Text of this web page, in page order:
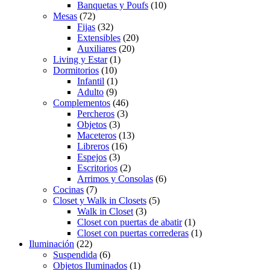
Banquetas y Poufs (10)
Mesas (72)
Fijas (32)
Extensibles (20)
Auxiliares (20)
Living y Estar(1)
Dormitorios (10)
Infantil (1)
Adulto (9)
Complementos (46)
Percheros (3)
Objetos (3)
Maceteros (13)
Libreros (16)
Espejos (3)
Escritorios (2)
Arrimos y Consolas (6)
Cocinas (7)
Closet y Walk in Closets (5)
Walk in Closet (3)
Closet con puertas de abatir(1)
Closet con puertas correderas (1)
Iluminación (22)
Suspendida (6)
Objetos Iluminados (1)